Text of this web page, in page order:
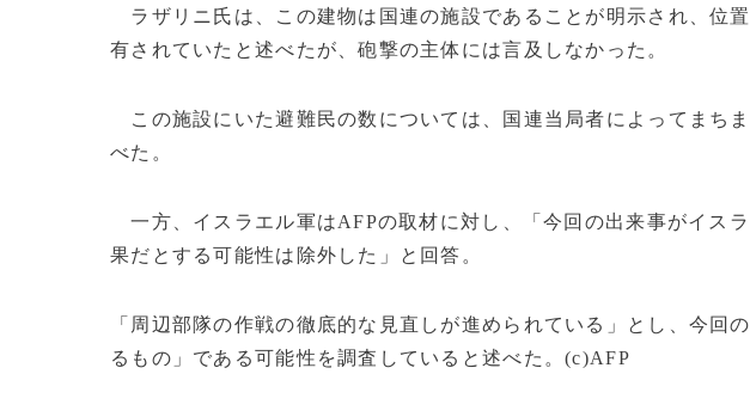
ラザリニ氏は、この建物は国連の施設であることが明示され、位
有されていたと述べたが、砲撃の主体には言及しなかった。
この施設にいた避難民の数については、国連当局者によってまち
べた。
一方、イスラエル軍はAFPの取材に対し、「今回の出来事がイス
果だとする可能性は除外した」と回答。
「周辺部隊の作戦の徹底的な見直しが進められている」とし、今回
るもの」である可能性を調査していると述べた。(c)AFP